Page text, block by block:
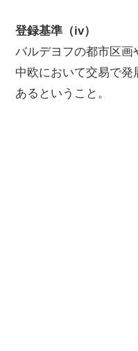
登録基準（iv）
バルデヨフの都市区
中欧において交易で
あるということ。